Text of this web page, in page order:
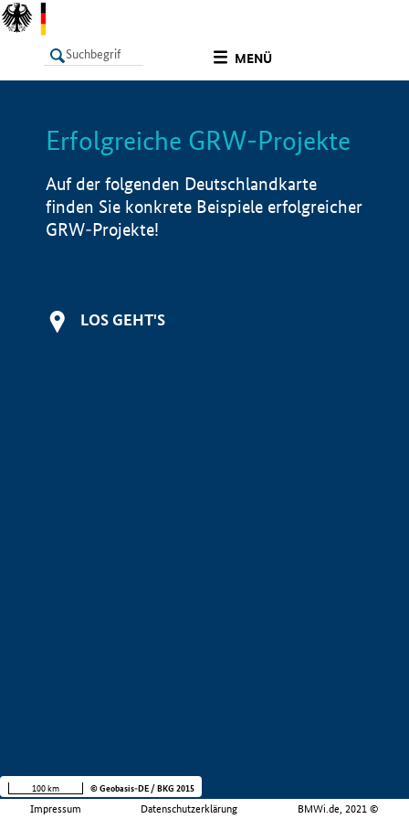
MENÜ
LISTE Info
Erfolgreiche GRW-Projekte
Auf der folgenden Deutschlandkarte
finden Sie konkrete Beispiele erfolgreicher
GRW-Projekte!
LOS GEHT'S
Impressum Datenschutzerklärung BMWi.de, 2021 ©
100 km © Geobasis-DE / BKG 2015